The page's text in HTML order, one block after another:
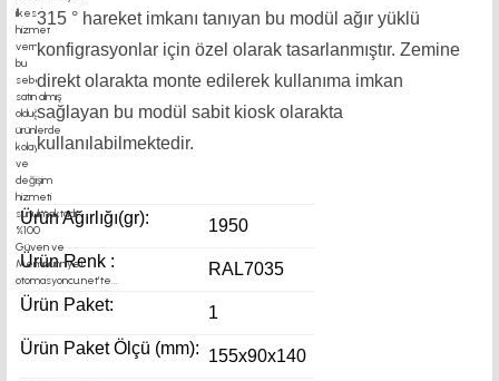
315 ° hareket imkanı tanıyan bu modül ağır yüklü
konfigrasyonlar için özel olarak tasarlanmıştır. Zemine
direkt olarakta monte edilerek kullanıma imkan
sağlayan bu modül sabit kiosk olarakta
kullanılabilmektedir.
Ürün Ağırlığı(gr):
1950
Ürün Renk :
RAL7035
Ürün Paket:
1
Ürün Paket Ölçü (mm): 155x90x140